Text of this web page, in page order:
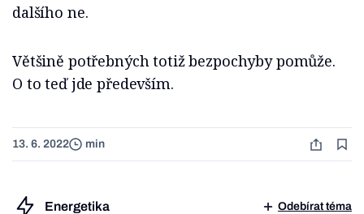
dalšího ne.
Většině potřebných totiž bezpochyby pomůže.
O to teď jde především.
13. 6. 2022 min
Energetika Odebírat téma